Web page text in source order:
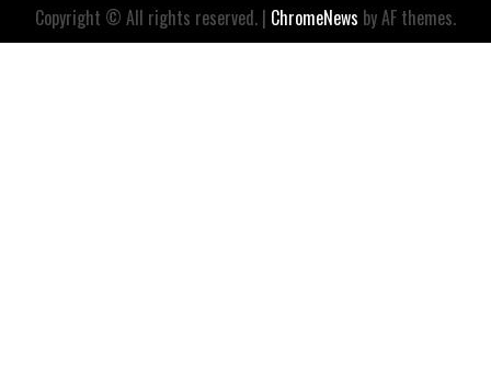
Copyright © All rights reserved. | ChromeNews by AF themes.